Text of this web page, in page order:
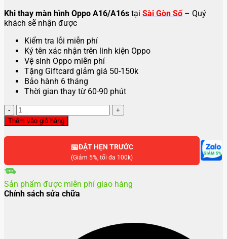
Khi thay màn hình Oppo A16/A16s tại Sài Gòn Số– Quý
khách sẽ nhận được
Kiểm tra lỗi miễn phí
Ký tên xác nhận trên linh kiện Oppo
Vệ sinh Oppo miễn phí
Tặng Giftcard giảm giá 50-150k
Bảo hành 6 tháng
Thời gian thay từ 60-90 phút
Thay
màn
hình
Oppo
lượng
Thêm vào giỏ hàng
📅ĐẶT HẸN TRƯỚC
(Giảm 5%, tối đa 100k)
Sản phẩm được miễn phí giao hàng
Chính sách sửa chữa